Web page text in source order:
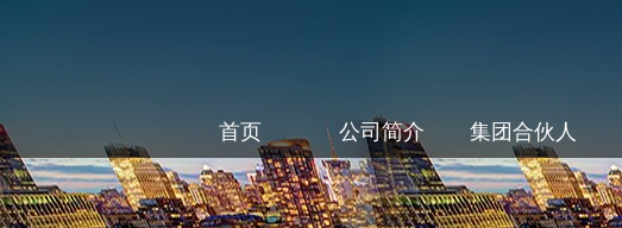
首页 公司简介 集团合伙人